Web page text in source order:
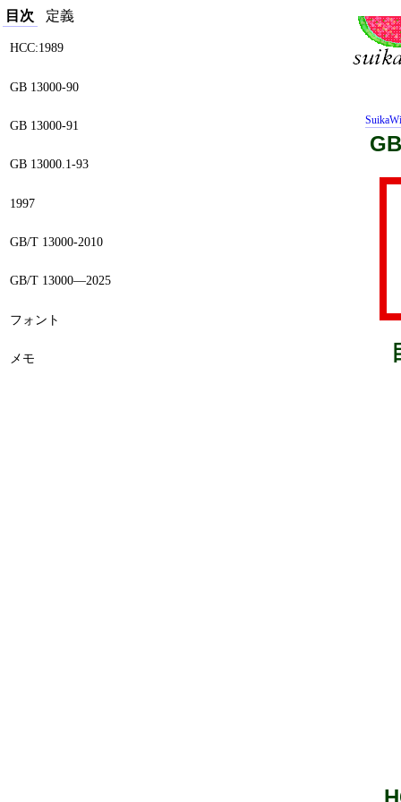
目次 定義
HCC:1989
GB 13000-90
GB 13000-91
GB 13000.1-93
1997
GB/T 13000-2010
GB/T 13000—2025
フォント
メモ